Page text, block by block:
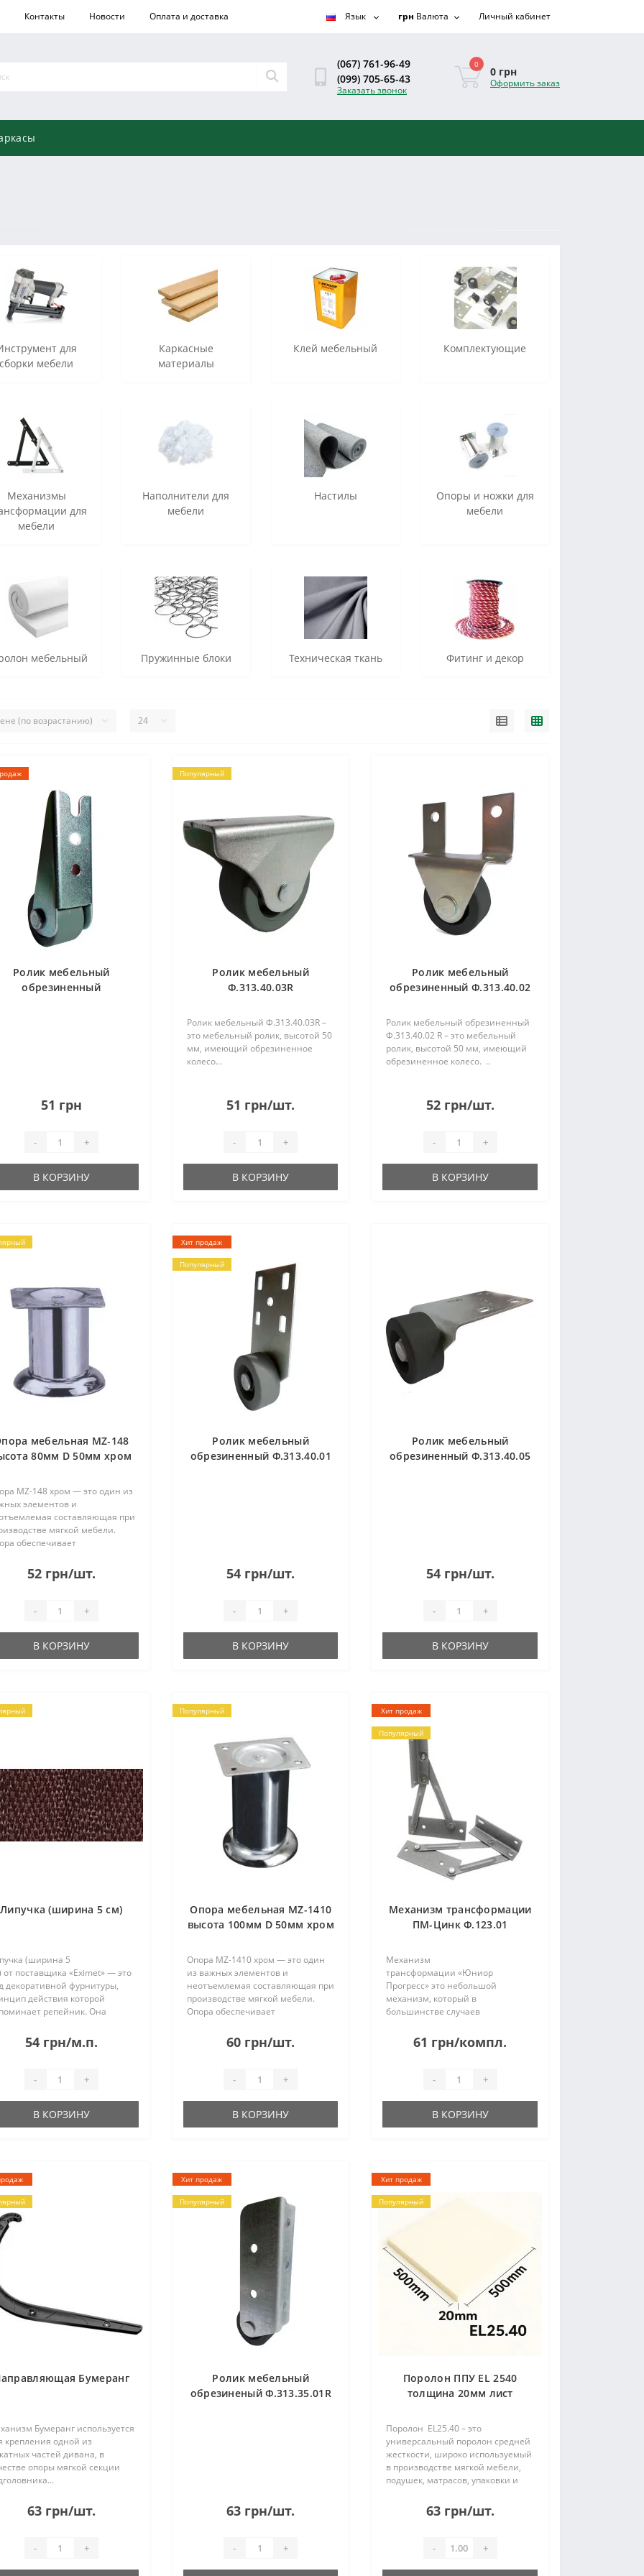
Контакты Новости Оплата и доставка Язык грн Валюта Личный кабинет
(067) 761-96-49
(099) 705-65-43
Заказать звонок
0
0 грн
Оформить заказ
для
сборки мебели
Каркасные
материалы
Клей мебельный Комплектующие
Механизмы
для
мебели
Наполнители для
мебели
Настилы
Опоры и ножки для
мебели
мебельный Пружинные блоки Техническая ткань Фитинг и декор
Ролик мебельный
обрезиненный
51 грн
- +
В КОРЗИНУ
Популярный
Ролик мебельный
Ф.313.40.03R
Ролик мебельный Ф.313.40.03R –
это мебельный ролик, высотой 50
мм, имеющий обрезиненное
колесо...
51 грн/шт.
- +
В КОРЗИНУ
Ролик мебельный
обрезиненный Ф.313.40.02
Ролик мебельный обрезиненный
Ф.313.40.02 R – это мебельный
ролик, высотой 50 мм, имеющий
обрезиненное колесо. ..
52 грн/шт.
- +
В КОРЗИНУ
мебельная MZ-148
80мм D 50мм хром
MZ-148 хром — это один из
элементов и
составляющая при
мягкой мебели.
обеспечивает
это еще и красивый
декора. Высота опоры 80
52 грн/шт.
- +
В КОРЗИНУ
Хит продаж
Популярный
Ролик мебельный
обрезиненный Ф.313.40.01
54 грн/шт.
- +
В КОРЗИНУ
Ролик мебельный
обрезиненный Ф.313.40.05
54 грн/шт.
- +
В КОРЗИНУ
Липучка (ширина 5 см)
(ширина 5
от поставщика «Eximet» — это
декоративной фурнитуры,
действия которой
репейник. Она
микрокрючки, а на
войлок. Когда их
54 грн/м.п.
- +
В КОРЗИНУ
Популярный
Опора мебельная MZ-1410
высота 100мм D 50мм хром
Опора MZ-1410 хром — это один
из важных элементов и
неотъемлемая составляющая при
производстве мягкой мебели.
Опора обеспечивает
практичности это еще и красивый
элемент декора. Высота опоры
60 грн/шт.
- +
В КОРЗИНУ
Хит продаж
Популярный
Механизм трансформации
ПМ-Цинк Ф.123.01
Механизм
трансформации «Юниор
Прогресс» это небольшой
механизм, который в
большинстве случаев
производстве кухонных уголков и
пуфиков, то есть там где не
тяжелых поверхностей. Вес
имее..
61 грн/компл.
- +
В КОРЗИНУ
Бумеранг
Бумеранг используется
крепления одной из
частей дивана, в
опоры мягкой секции
63 грн/шт.
- +
Хит продаж
Популярный
Ролик мебельный
обрезиненый Ф.313.35.01R
63 грн/шт.
- +
Хит продаж
Популярный
Поролон ППУ EL 2540
толщина 20мм лист
Поролон EL25.40 – это
универсальный поролон средней
жесткости, широко используемый
в производстве мягкой мебели,
подушек, матрасов, упаковки и
промышленного
назначения.Основные
63 грн/шт.
- +